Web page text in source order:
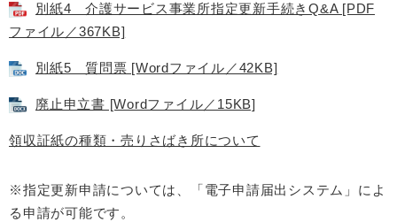
別紙4 介護サービス事業所指定更新手続きQ&A [PDF
ファイル／367KB]
別紙5 質問票 [Wordファイル／42KB]
廃止申立書 [Wordファイル／15KB]
領収証紙の種類・売りさばき所について
※指定更新申請については、「電子申請届出システム」によ
る申請が可能です。